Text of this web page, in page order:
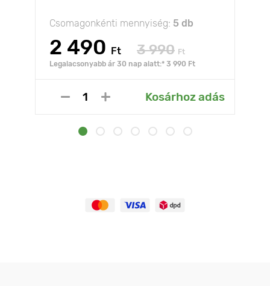
Csomagonkénti mennyiség: 5 db
2 490 Ft 3 990 Ft
Legalacsonyabb ár 30 nap alatt:* 3 990 Ft
Kosárhoz adás